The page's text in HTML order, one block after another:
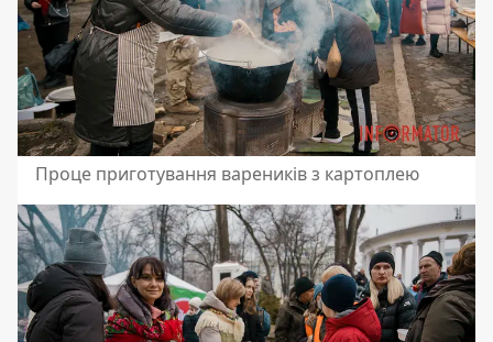
Проце приготування вареників з картоплею